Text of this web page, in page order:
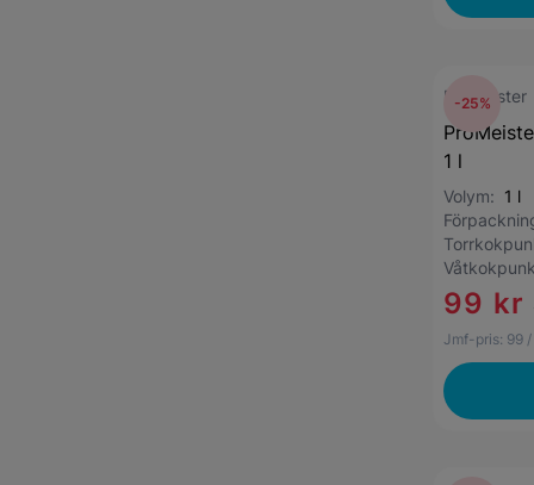
ProMeister
1 l
Volym: 1 l
99 kr
Jmf-pris: 99
-25%